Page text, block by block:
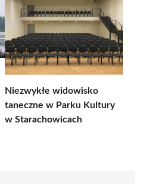
Niezwykłe widowisko
taneczne w Parku Kultury
w Starachowicach